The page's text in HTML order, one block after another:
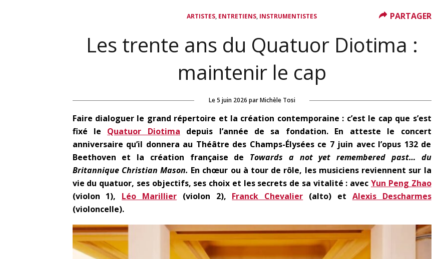
ARTISTES, ENTRETIENS, INSTRUMENTISTES
Les trente ans du Quatuor Diotima :
maintenir le cap
Le5 juin 2026 par Michèle Tosi
Faire dialoguer le grand répertoire et la création contemporaine : c’est le cap que s’est
fixé le Quatuor Diotima depuis l’année de sa fondation. En atteste le concert
anniversaire qu’il donnera au Théâtre des Champs-Élysées ce 7 juin avec l’opus 132 de
Beethoven et la création française de Towards a not yet remembered past… du
Britannique Christian Mason. En chœur ou à tour de rôle, les musiciens reviennent sur la
vie du quatuor, ses objectifs, ses choix et les secrets de sa vitalité : avec Yun Peng Zhao
(violon 1), Léo Marillier(violon 2), Franck Chevalier (alto) et Alexis Descharmes
(violoncelle).
PARTAGER